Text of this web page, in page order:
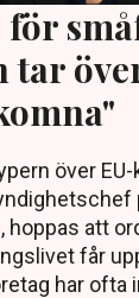
tar
över
hoppas att
får
har ofta